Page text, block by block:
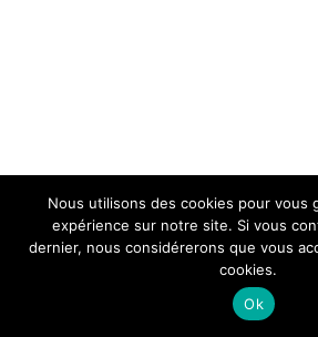
Nous utilisons des cookies pour vous
expérience sur notre site. Si vous
dernier, nous considérerons que vous
cookies.
Ok